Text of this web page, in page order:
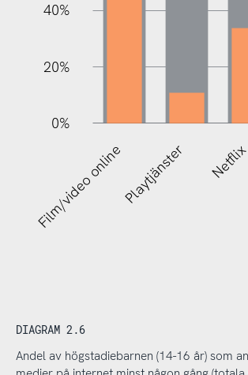
0%
20%
40%
Film/video online Playtjänster Netflix
DIAGRAM 2.6
Andel av högstadiebarnen (14-16 år) som